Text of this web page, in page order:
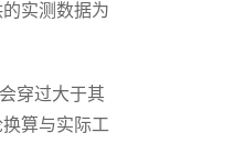
实测数据为
穿过大于其
算与实际工